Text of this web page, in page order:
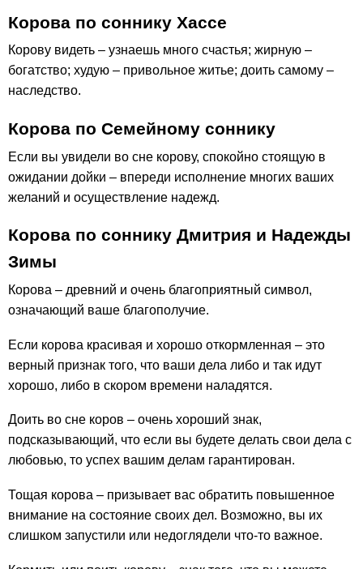
Корова по соннику Хассе
Корову видеть – узнаешь много счастья; жирную –
богатство; худую – привольное житье; доить самому –
наследство.
Корова по Семейному соннику
Если вы увидели во сне корову, спокойно стоящую в
ожидании дойки – впереди исполнение многих ваших
желаний и осуществление надежд.
Корова по соннику Дмитрия и Надежды
Зимы
Корова – древний и очень благоприятный символ,
означающий ваше благополучие.
Если корова красивая и хорошо откормленная – это
верный признак того, что ваши дела либо и так идут
хорошо, либо в скором времени наладятся.
Доить во сне коров – очень хороший знак,
подсказывающий, что если вы будете делать свои дела с
любовью, то успех вашим делам гарантирован.
Тощая корова – призывает вас обратить повышенное
внимание на состояние своих дел. Возможно, вы их
слишком запустили или недоглядели что-то важное.